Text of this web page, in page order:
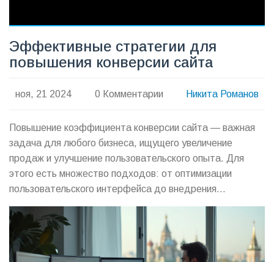
Эффективные стратегии для
повышения конверсии сайта
ноя, 21 2024 0 Комментарии Никита Романов
Повышение коэффициента конверсии сайта — важная
задача для любого бизнеса, ищущего увеличение
продаж и улучшение пользовательского опыта. Для
этого есть множество подходов: от оптимизации
пользовательского интерфейса до внедрения
персонализированного контента. В статье
рассматриваются ключевые шаги, которые помогут
улучшить конверсию, включая анализ поведения
пользователей, улучшение быстродействия сайта и